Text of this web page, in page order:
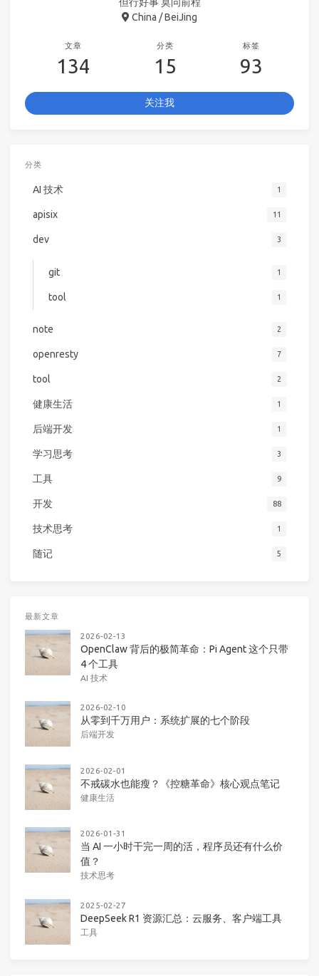
China / BeiJing
文章
134
分类
15
标签
93
关注我
分类
AI 技术 1
apisix 11
dev 3
git 1
tool 1
note 2
openresty 7
tool 2
健康生活 1
后端开发 1
学习思考 3
工具 9
开发 88
技术思考 1
随记 5
最新文章
2026-02-13
OpenClaw 背后的极简革命：Pi Agent 这个只带
4 个工具
AI 技术
2026-02-10
从零到千万用户：系统扩展的七个阶段
后端开发
2026-02-01
不戒碳水也能瘦？《控糖革命》核心观点笔记
健康生活
2026-01-31
当 AI 一小时干完一周的活，程序员还有什么价
值？
技术思考
2025-02-27
DeepSeek R1 资源汇总：云服务、客户端工具
工具